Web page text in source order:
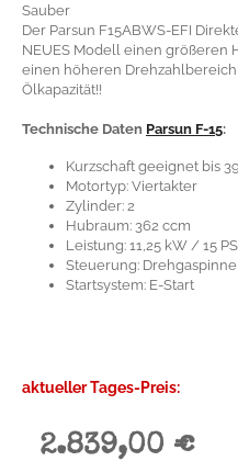
Sauber
Der Parsun F15ABWS-EFI
NEUES Modell einen größeren
einen höheren
Ölkapazität!!
Technische Daten Parsun F-15:
Kurzschaft geeignet bis
Motortyp: Viertakter
Zylinder: 2
Hubraum: 362 ccm
Leistung: 11,25 kW / 15 PS
Steuerung: Drehgaspinne
Startsystem: E-Start
aktueller Tages-Preis:
2.839,00 €